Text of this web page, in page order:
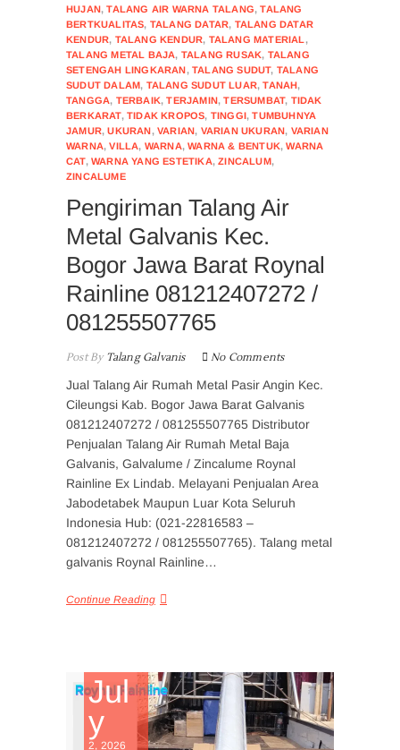
HUJAN,TALANG AIR WARNA TALANG,TALANG
BERTKUALITAS, TALANG DATAR, TALANG DATAR
KENDUR, TALANG KENDUR, TALANG MATERIAL ,
TALANG METAL BAJA, TALANG RUSAK, TALANG
SETENGAH LINGKARAN,TALANG SUDUT, TALANG
SUDUT DALAM, TALANG SUDUT LUAR,TANAH,
TANGGA, TERBAIK,TERJAMIN,TERSUMBAT, TIDAK
BERKARAT,TIDAK KROPOS, TINGGI,TUMBUHNYA
JAMUR,UKURAN,VARIAN, VARIAN UKURAN, VARIAN
WARNA,VILLA, WARNA,WARNA & BENTUK,WARNA
CAT,WARNA YANG ESTETIKA,ZINCALUM,
ZINCALUME
Pengiriman Talang Air
Metal Galvanis Kec.
Bogor Jawa Barat Roynal
Rainline 081212407272 /
081255507765
Post ByTalang Galvanis No Comments
Jual Talang Air Rumah Metal Pasir Angin Kec.
Cileungsi Kab. Bogor Jawa Barat Galvanis
081212407272 / 081255507765 Distributor
Penjualan Talang Air Rumah Metal Baja
Galvanis, Galvalume / Zincalume Roynal
Rainline Ex Lindab. Melayani Penjualan Area
Jabodetabek Maupun Luar Kota Seluruh
Indonesia Hub: (021-22816583 –
081212407272 / 081255507765). Talang metal
galvanis Roynal Rainline…
Continue Reading
Jul
y
2, 2026